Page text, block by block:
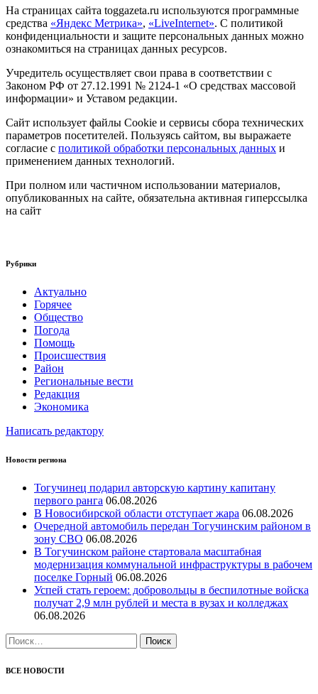
На страницах сайта toggazeta.ru используются программные
средства «Яндекс Метрика», «LiveInternet». С политикой
конфиденциальности и защите персональных данных можно
ознакомиться на страницах данных ресурсов.
Учредитель осуществляет свои права в соответствии с
Законом РФ от 27.12.1991 № 2124-1 «О средствах массовой
информации» и Уставом редакции.
Сайт использует файлы Cookie и сервисы сбора технических
параметров посетителей. Пользуясь сайтом, вы выражаете
согласие с политикой обработки персональных данных и
применением данных технологий.
При полном или частичном использовании материалов,
опубликованных на сайте, обязательна активная гиперссылка
на сайт
Рубрики
Актуально
Горячее
Общество
Погода
Помощь
Происшествия
Район
Региональные вести
Редакция
Экономика
Написать редактору
Новости региона
Тогучинец подарил авторскую картину капитану
первого ранга 06.08.2026
В Новосибирской области отступает жара 06.08.2026
Очередной автомобиль передан Тогучинским районом в
зону СВО 06.08.2026
В Тогучинском районе стартовала масштабная
модернизация коммунальной инфраструктуры в рабочем
поселке Горный 06.08.2026
Успей стать героем: добровольцы в беспилотные войска
получат 2,9 млн рублей и места в вузах и колледжах
06.08.2026
Найти:
ВСЕ НОВОСТИ